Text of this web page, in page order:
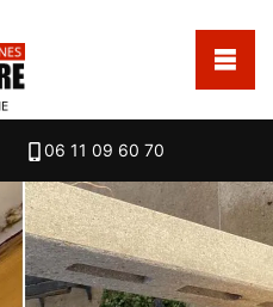
06 11 09 60 70